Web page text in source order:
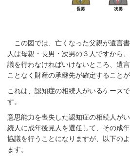
この図では、亡くなった父親が遺言
人は母親・長男・次男の３人ですから
議を行わなければいけないところ、遺
ことなく財産の承継先が確定することが
これは、認知症の相続人がいるケース
す。
意思能力を喪失した認知症の相続人が
続人に成年後見人を選任して、その成
協議を行うことになりますが、以下の
ます。